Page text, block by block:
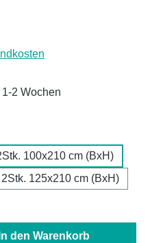
2 Wochen
100x210 cm (BxH)
2Stk. 125x210 cm (BxH)
gewünschten
In den Warenkorb